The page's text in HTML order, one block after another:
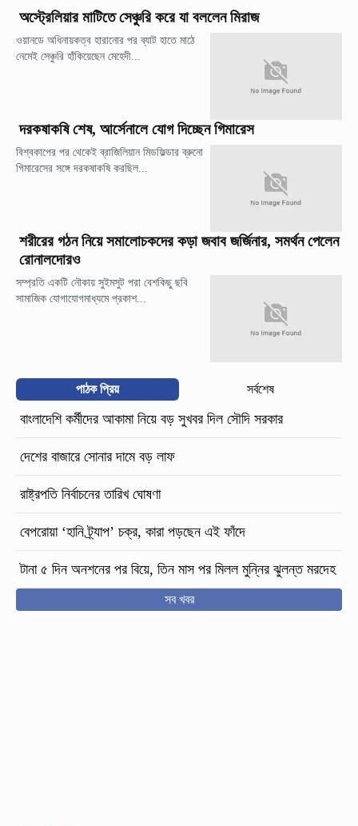
অস্ট্রেলিয়ার মাটিতে সেঞ্চুরি করে যা বললেন মিরাজ
ওয়ানডে অধিনায়কত্ব হারানোর পর ব্যাট হাতে মাঠে
নেমেই সেঞ্চুরি হাঁকিয়েছেন মেহেদী...
দরকষাকষি শেষ, আর্সেনালে যোগ দিচ্ছেন গিমারেস
বিশ্বকাপের পর থেকেই ব্রাজিলিয়ান মিডফিল্ডার ব্রুনো
গিমারেসের সঙ্গে দরকষাকষি করছিল...
শরীরের গঠন নিয়ে সমালোচকদের কড়া জবাব জর্জিনার, সমর্থন পেলেন
রোনালদোরও
সম্প্রতি একটি নৌকায় সুইমসুট পরা বেশকিছু ছবি
সামাজিক যোগাযোগমাধ্যমে প্রকাশ...
পাঠক প্রিয় সর্বশেষ
বাংলাদেশি কর্মীদের আকামা নিয়ে বড় সুখবর দিল সৌদি সরকার
দেশের বাজারে সোনার দামে বড় লাফ
রাষ্ট্রপতি নির্বাচনের তারিখ ঘোষণা
বেপরোয়া ‘হানি ট্র্যাপ’ চক্র, কারা পড়ছেন এই ফাঁদে
টানা ৫ দিন অনশনের পর বিয়ে, তিন মাস পর মিলল মুন্নির ঝুলন্ত মরদেহ
সব খবর